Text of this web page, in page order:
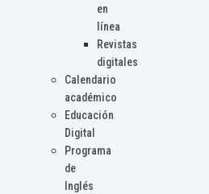
en
línea
Revistas
digitales
Calendario
académico
Educación
Digital
Programa
de
Inglés